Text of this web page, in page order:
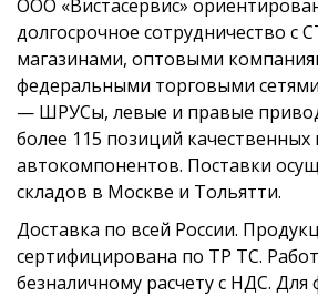
ООО «Вистасервис»
долгосрочное сотрудничество с
магазинами, оптовыми
федеральными торговыми
— ШРУСы, левые и правые
более 115 позиций качественных
автокомпонентов. Поставки
складов в Москве и Тольятти.
Доставка по всей России.
сертифицирована по ТР ТС.
безналичному расчету с НДС. Для